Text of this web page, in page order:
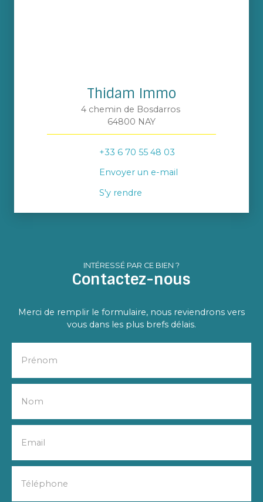
Thidam Immo
4 chemin de Bosdarros
64800 NAY
+33 6 70 55 48 03
Envoyer un e-mail
S'y rendre
INTÉRESSÉ PAR CE BIEN ?
Contactez-nous
Merci de remplir le formulaire, nous reviendrons vers
vous dans les plus brefs délais.
Prénom
Nom
Email
Téléphone